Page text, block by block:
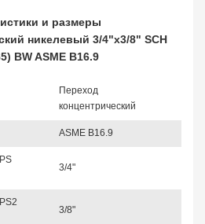
и размеры
никелевый 3/4"х3/8" SCH
BW ASME B16.9
Переход
концентрический
ASME B16.9
3/4"
3/8"